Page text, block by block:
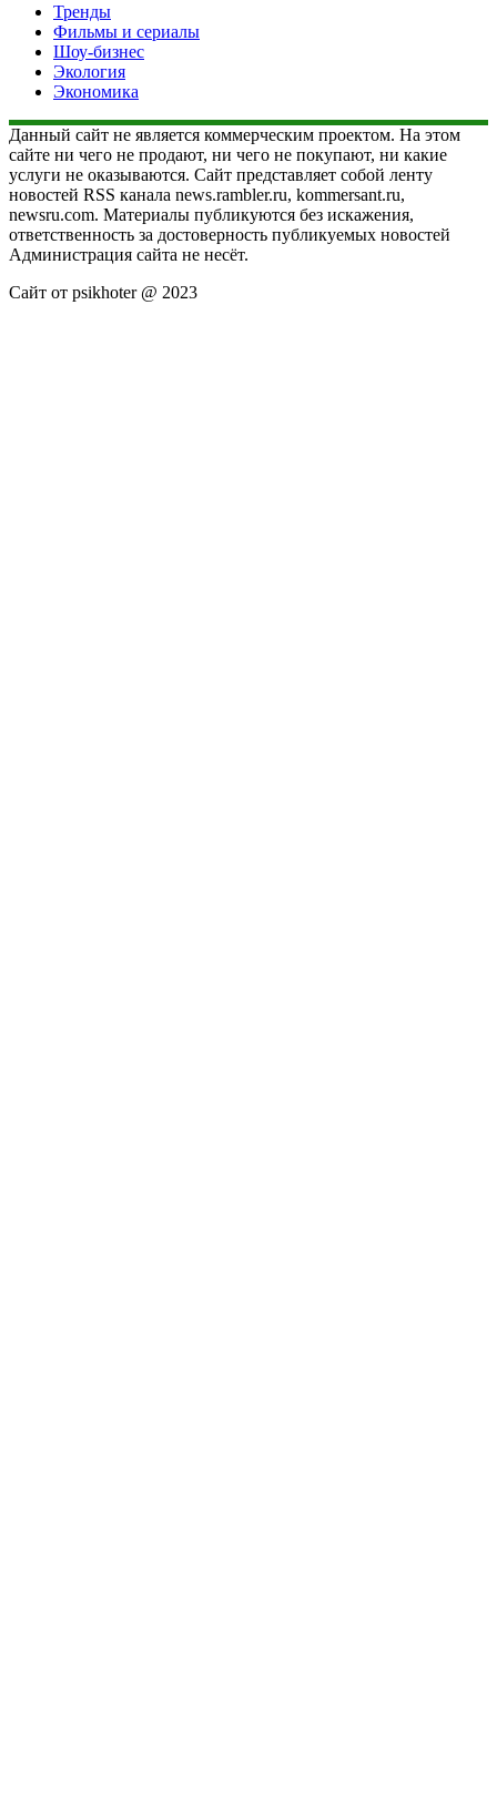
Тренды
Фильмы и сериалы
Шоу-бизнес
Экология
Экономика
Данный сайт не является коммерческим проектом. На этом
сайте ни чего не продают, ни чего не покупают, ни какие
услуги не оказываются. Сайт представляет собой ленту
новостей RSS канала news.rambler.ru, kommersant.ru,
newsru.com. Материалы публикуются без искажения,
ответственность за достоверность публикуемых новостей
Администрация сайта не несёт.
Сайт от psikhoter @ 2023